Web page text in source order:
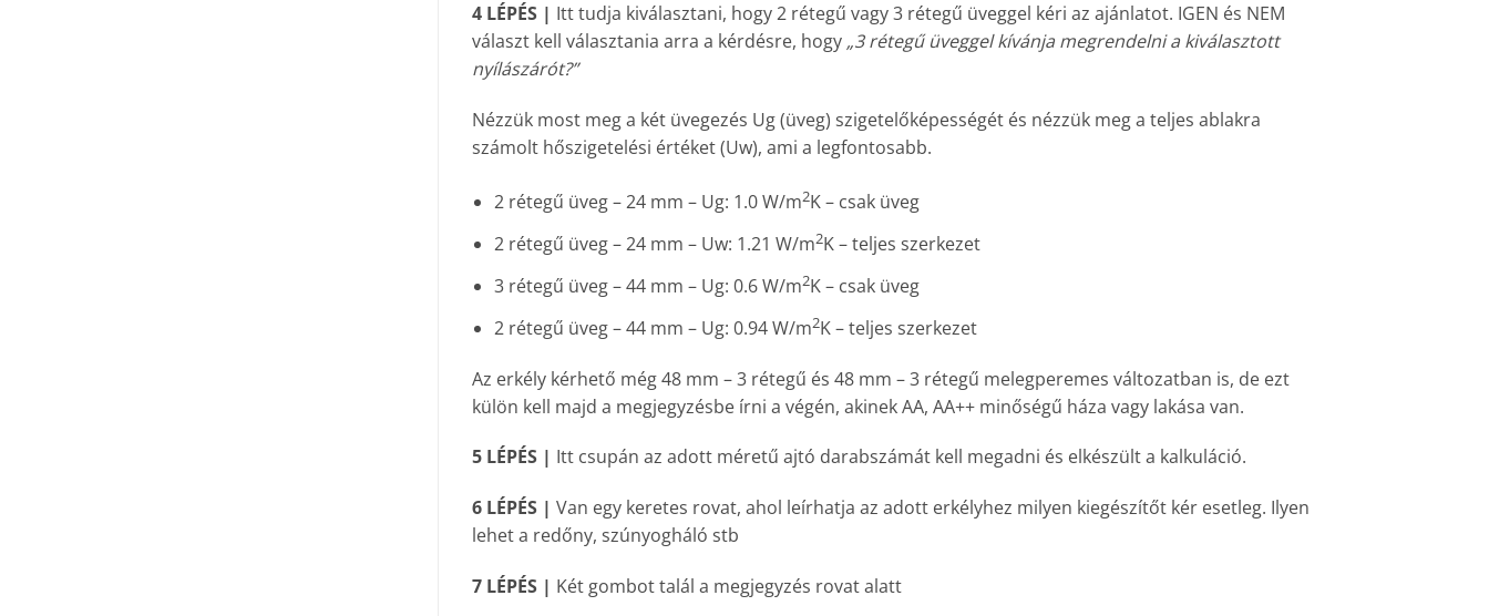
4 LÉPÉS | Itt tudja kiválasztani, hogy 2 rétegű vagy 3 rétegű üveggel kéri az ajánlatot. IGEN és NEM
választ kell választania arra a kérdésre, hogy „3 rétegű üveggel kívánja megrendelni a kiválasztott
nyílászárót?”
Nézzük most meg a két üvegezés Ug (üveg) szigetelőképességét és nézzük meg a teljes ablakra
számolt hőszigetelési értéket (Uw), ami a legfontosabb.
2 rétegű üveg – 24 mm – Ug: 1.0 W/m2K – csak üveg
2 rétegű üveg – 24 mm – Uw: 1.21 W/m2K – teljes szerkezet
3 rétegű üveg – 44 mm – Ug: 0.6 W/m2K – csak üveg
2 rétegű üveg – 44 mm – Ug: 0.94 W/m2K – teljes szerkezet
Az erkély kérhető még 48 mm – 3 rétegű és 48 mm – 3 rétegű melegperemes változatban is, de ezt
külön kell majd a megjegyzésbe írni a végén, akinek AA, AA++ minőségű háza vagy lakása van.
5 LÉPÉS | Itt csupán az adott méretű ajtó darabszámát kell megadni és elkészült a kalkuláció.
6 LÉPÉS | Van egy keretes rovat, ahol leírhatja az adott erkélyhez milyen kiegészítőt kér esetleg. Ilyen
lehet a redőny, szúnyogháló stb
7 LÉPÉS | Két gombot talál a megjegyzés rovat alatt